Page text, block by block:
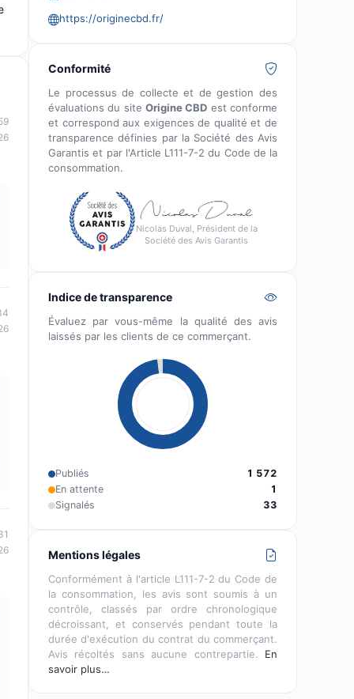
https://originecbd.fr/
Conformité
Le processus de collecte et de gestion des
évaluations du site Origine CBD est conforme
et correspond aux exigences de qualité et de
transparence définies par la Société des Avis
Garantis et par l'Article L111-7-2 du Code de la
consommation.
Nicolas Duval, Président de la
Société des Avis Garantis
Indice de transparence
Évaluez par vous-même la qualité des avis
laissés par les clients de ce commerçant.
Publiés
1 572
En attente
1
Signalés
33
Mentions légales
Conformément à l'article L111-7-2 du Code de
la consommation, les avis sont soumis à un
contrôle, classés par ordre chronologique
décroissant, et conservés pendant toute la
durée d'exécution du contrat du commerçant.
Avis récoltés sans aucune contrepartie. En
savoir plus…